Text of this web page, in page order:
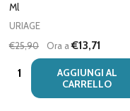
Ml
URIAGE
€25,90
Ora a€13,71
Quantità:
AGGIUNGI AL
CARRELLO